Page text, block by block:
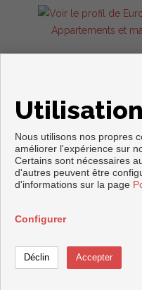
Contacter
Appartements et
Copyright ©
Avis Légal|politique de
Nous utilisons nos propres
améliorer l'expérience sur
Certains sont nécessaires
d'autres peuvent être
d'informations sur la page
Configurer